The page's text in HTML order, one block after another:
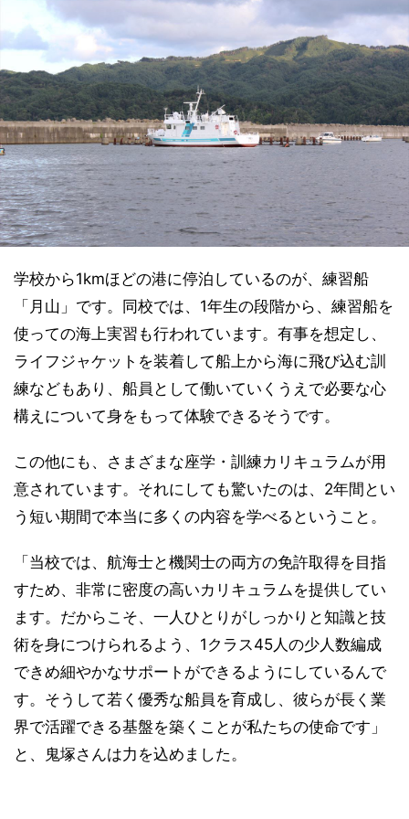
学校から1kmほどの港に停泊しているのが、練習船
「月山」です。同校では、1年生の段階から、練習船を
使っての海上実習も行われています。有事を想定し、
ライフジャケットを装着して船上から海に飛び込む訓
練などもあり、船員として働いていくうえで必要な心
構えについて身をもって体験できるそうです。
この他にも、さまざまな座学・訓練カリキュラムが用
意されています。それにしても驚いたのは、2年間とい
う短い期間で本当に多くの内容を学べるということ。
「当校では、航海士と機関士の両方の免許取得を目指
すため、非常に密度の高いカリキュラムを提供してい
ます。だからこそ、一人ひとりがしっかりと知識と技
術を身につけられるよう、1クラス45人の少人数編成
できめ細やかなサポートができるようにしているんで
す。そうして若く優秀な船員を育成し、彼らが長く業
界で活躍できる基盤を築くことが私たちの使命です」
と、鬼塚さんは力を込めました。